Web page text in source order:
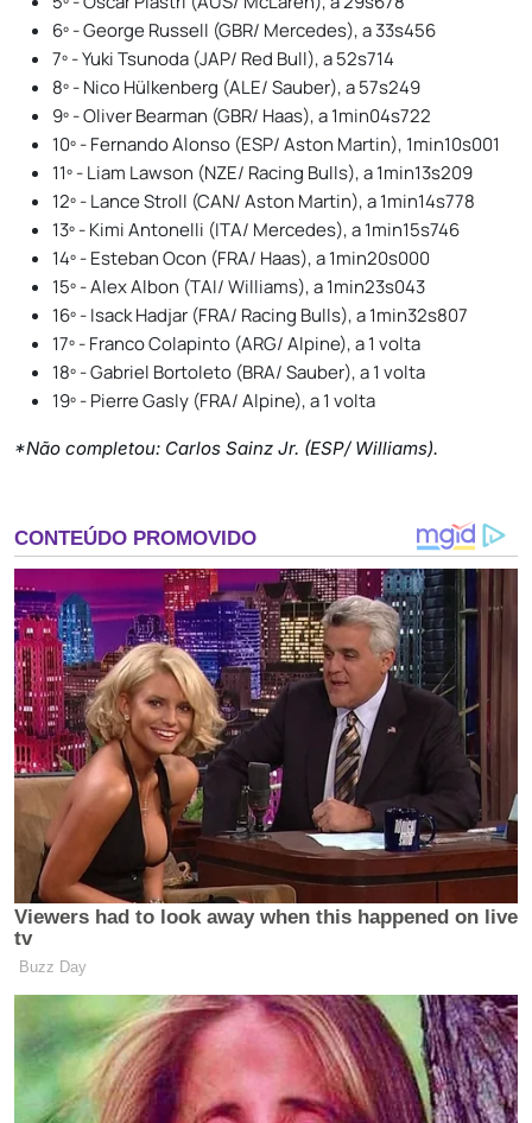
6º - George Russell (GBR/ Mercedes), a 33s456
7º - Yuki Tsunoda (JAP/ Red Bull), a 52s714
8º - Nico Hülkenberg (ALE/ Sauber), a 57s249
9º - Oliver Bearman (GBR/ Haas), a 1min04s722
10º - Fernando Alonso (ESP/ Aston Martin), 1min10s001
11º - Liam Lawson (NZE/ Racing Bulls), a 1min13s209
12º - Lance Stroll (CAN/ Aston Martin), a 1min14s778
13º - Kimi Antonelli (ITA/ Mercedes), a 1min15s746
14º - Esteban Ocon (FRA/ Haas), a 1min20s000
15º - Alex Albon (TAI/ Williams), a 1min23s043
16º - Isack Hadjar (FRA/ Racing Bulls), a 1min32s807
17º - Franco Colapinto (ARG/ Alpine), a 1 volta
18º - Gabriel Bortoleto (BRA/ Sauber), a 1 volta
19º - Pierre Gasly (FRA/ Alpine), a 1 volta
*Não completou: Carlos Sainz Jr. (ESP/ Williams).